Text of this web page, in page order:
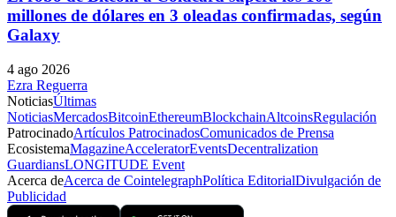
millones de dólares en 3 oleadas confirmadas, según
Galaxy
4 ago 2026
Ezra Reguerra
NoticiasÚltimas
NoticiasMercadosBitcoinEthereumBlockchainAltcoinsRegulación
PatrocinadoArtículos PatrocinadosComunicados de Prensa
EcosistemaMagazineAcceleratorEventsDecentralization
GuardiansLONGITUDE Event
Acerca deAcerca de CointelegraphPolítica EditorialDivulgación de
Publicidad